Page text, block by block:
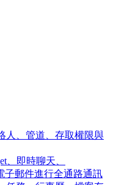
人、管道、存取權限與
、即時聊天、
子郵件進行全通路通訊